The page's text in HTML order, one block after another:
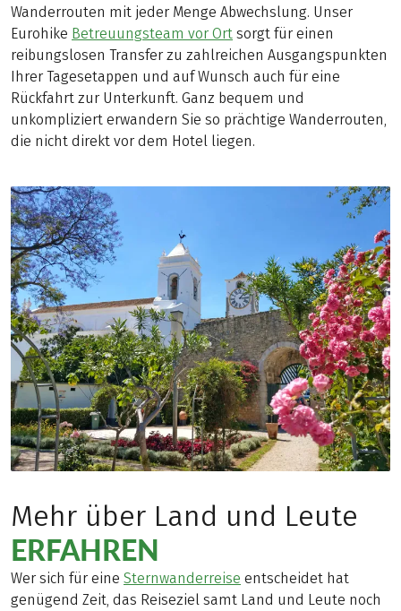
Wanderrouten mit jeder Menge Abwechslung. Unser
Eurohike Betreuungsteam vor Ort sorgt für einen
reibungslosen Transfer zu zahlreichen Ausgangspunkten
Ihrer Tagesetappen und auf Wunsch auch für eine
Rückfahrt zur Unterkunft. Ganz bequem und
unkompliziert erwandern Sie so prächtige Wanderrouten,
die nicht direkt vor dem Hotel liegen.
Mehr über Land und Leute
ERFAHREN
Wer sich für eine Sternwanderreise entscheidet hat
genügend Zeit, das Reiseziel samt Land und Leute noch